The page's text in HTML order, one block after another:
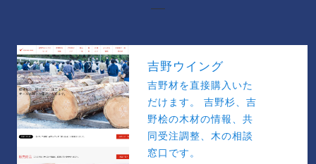
吉野ウイング
吉野材を直接購入いた
だけます。 吉野杉、吉
野桧の木材の情報、共
同受注調整、木の相談
窓口です。